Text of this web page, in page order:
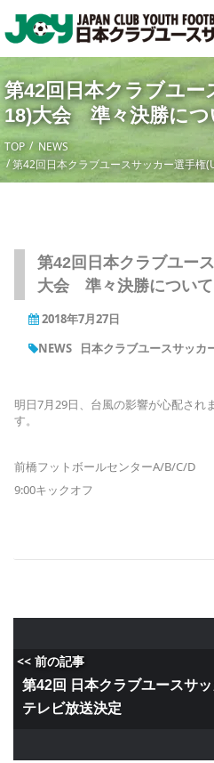
第42回日本クラブユー
18)大会 準々決勝につ
TOP
NEWS
第42回日本クラブユースサッカー選手
第42回日本クラブユー
大会 準々決勝について
2018年7月27日
NEWS
日本クラブユースサッカ
明日7月29日、台風の影響が心配され
す。
前橋フットボールセンターA/B/C/D
9:00キックオフ
<< 前の記事
第42回 日本クラブユースサ
テレビ放送決定